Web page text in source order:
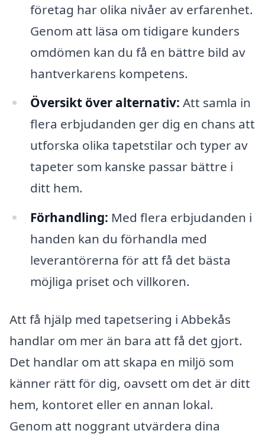
företag har olika nivåer av erfarenhet.
Genom att läsa om tidigare kunders
omdömen kan du få en bättre bild av
hantverkarens kompetens.
Översikt över alternativ: Att samla in
flera erbjudanden ger dig en chans att
utforska olika tapetstilar och typer av
tapeter som kanske passar bättre i
ditt hem.
Förhandling: Med flera erbjudanden i
handen kan du förhandla med
leverantörerna för att få det bästa
möjliga priset och villkoren.
Att få hjälp med tapetsering i Abbekås
handlar om mer än bara att få det gjort.
Det handlar om att skapa en miljö som
känner rätt för dig, oavsett om det är ditt
hem, kontoret eller en annan lokal.
Genom att noggrant utvärdera dina